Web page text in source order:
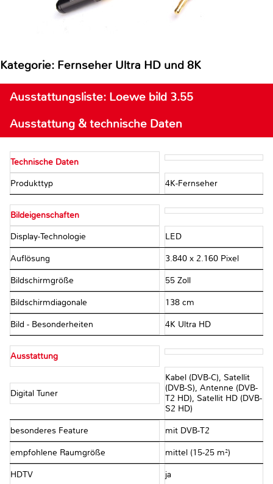
Kategorie: Fernseher Ultra HD und 8K
Ausstattungsliste: Loewe bild 3.55
Ausstattung & technische Daten
Technische Daten
Produkttyp 4K-Fernseher
Bildeigenschaften
Display-Technologie LED
Auflösung 3.840 x 2.160 Pixel
Bildschirmgröße 55 Zoll
Bildschirmdiagonale 138 cm
Bild - Besonderheiten 4K Ultra HD
Ausstattung
Digital Tuner
Kabel (DVB-C), Satellit
(DVB-S), Antenne (DVB-
T2 HD), Satellit HD (DVB-
S2 HD)
besonderes Feature mit DVB-T2
empfohlene Raumgröße mittel (15-25 m²)
HDTV ja